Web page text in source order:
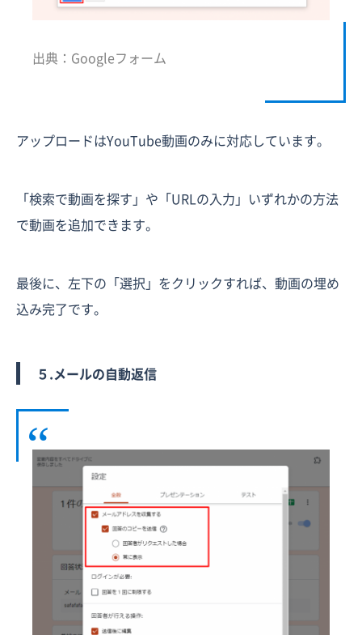
出典：Googleフォーム
アップロードはYouTube動画のみに対応しています。
「検索で動画を探す」や「URLの入力」いずれかの方法
で動画を追加できます。
最後に、左下の「選択」をクリックすれば、動画の埋め
込み完了です。
５.メールの自動返信